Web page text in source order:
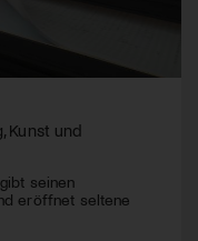
Kunst und
seinen
eröffnet seltene